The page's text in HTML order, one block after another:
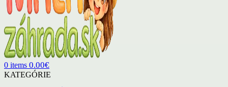
0 items 0.00€
KATEGÓRIE